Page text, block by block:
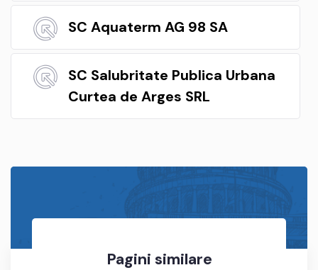
SC Aquaterm AG 98 SA
SC Salubritate Publica Urbana
Curtea de Arges SRL
Pagini similare